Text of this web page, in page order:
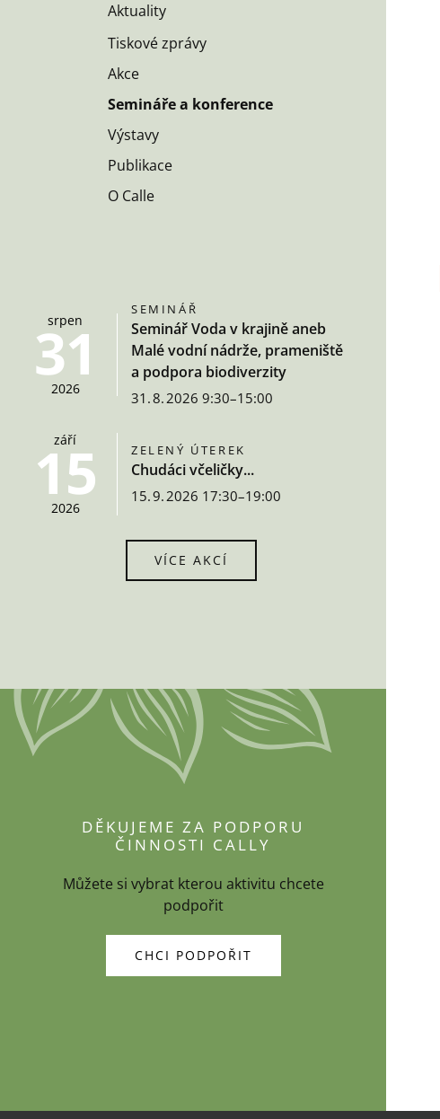
Aktuality
Tiskové zprávy
Akce
Semináře a konference
Výstavy
Publikace
O Calle
srpen
31
2026
SEMINÁŘ
Seminář Voda v krajině aneb
Malé vodní nádrže, prameniště
a podpora biodiverzity
31. 8. 2026 9:30–15:00
září
15
2026
ZELENÝ ÚTEREK
Chudáci včeličky...
15. 9. 2026 17:30–19:00
VÍCE AKCÍ
DĚKUJEME ZA PODPORU
ČINNOSTI CALLY
Můžete si vybrat kterou aktivitu chcete
podpořit
CHCI PODPOŘIT